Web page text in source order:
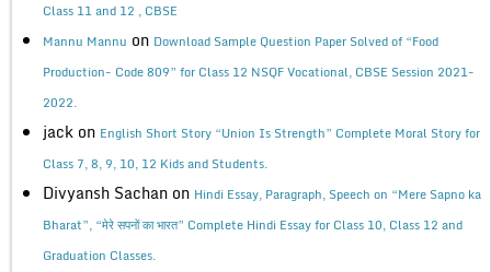
Class 11 and 12 , CBSE
Mannu Mannu on Download Sample Question Paper Solved of “Food
Production- Code 809” for Class 12 NSQF Vocational, CBSE Session 2021-
2022.
jack on English Short Story “Union Is Strength” Complete Moral Story for
Class 7, 8, 9, 10, 12 Kids and Students.
Divyansh Sachan on Hindi Essay, Paragraph, Speech on “Mere Sapno ka
Bharat”, “मेरे सपनों का भारत” Complete Hindi Essay for Class 10, Class 12 and
Graduation Classes.